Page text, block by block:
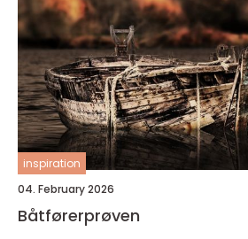
inspiration
04. February 2026
Båtførerprøven